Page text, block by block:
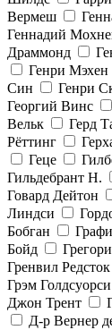
Вермеш
Геннадий
Драммонд
Генри Мэхен
Син
Генри
Георгий Винс
Вельк
Герд
Рёттинг
Геце
Гильдебрант Н.
Говард Дейтон
Линдси
Бобган
Бойд
Гренвил Редсток
Грэм Голдсуорси
Джон Трент
Д-р Вернер